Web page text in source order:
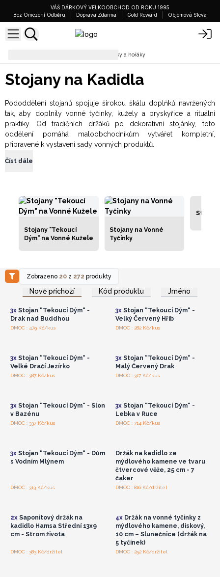
VÁŠ DÁRKOVÝ VELKOOBCHOD OD ROKU 1995
Bez Omezení Odběru
Doprava Zdarma Gold Reward Objemová Sleva
Držáky a hořáky
Stojany na Kadidla
Pododdělení stojanů spojuje širokou škálu doplňků navržených
tak, aby doplnily vonné tyčinky, kužely a pryskyřice a rituální
praktiky. Od tradičních držáků po dekorativní stojánky, toto
oddělení pomáhá maloobchodníkům vytvářet kompletní,
připravené k vystavení sady vonných produktů.
Číst dále
Stojany "Tekoucí
Dým" na Vonné Kužele
Stojany na Vonné
Tyčinky
Zobrazeno 20 z 272 produkty
Nově příchozí Kód produktu Jméno
Přihlaste se nebo se
zaregistrujte pro
velkoobchodní ceny
3xStojan “Tekoucí Dým“ -
Drak nad Buddhou
DMOC : 479 Kč/kus
zaregistrujte pro
velkoobchodní ceny
3xStojan “Tekoucí Dým“ -
Velký Červený Hříb
DMOC : 282 Kč/kus
Přihlaste se nebo se
3xStojan “Tekoucí Dým“ -
Velké Dračí Jezírko
DMOC : 387 Kč/kus
Přihlaste se nebo se
3xStojan “Tekoucí Dým“ -
Malý Červený Drak
DMOC : 317 Kč/kus
Přihlaste se nebo se
3xStojan “Tekoucí Dým“ - Slon
v Bazénu
DMOC : 337 Kč/kus
Přihlaste se nebo se
3xStojan “Tekoucí Dým“ -
Lebka v Ruce
DMOC : 714 Kč/kus
Přihlaste se nebo se
3xStojan “Tekoucí Dým“ - Dům
s Vodním Mlýnem
DMOC : 313 Kč/kus
Přihlaste se nebo se
Držák na kadidlo ze
mýdlového kamene ve tvaru
čtvercové věže, 25 cm - 7
čaker
DMOC : 816 Kč/držitel
Přihlaste se nebo se
2xSaponitový držák na
kadidlo Hamsa Střední 13x9
cm - Strom života
DMOC : 383 Kč/držitel
Přihlaste se nebo se
4xDržák na vonné tyčinky z
mýdlového kamene, diskový,
10 cm – Slunečnice (držák na
5 tyčinek)
DMOC : 252 Kč/držitel
Přihlaste se nebo se
Přihlaste se nebo se